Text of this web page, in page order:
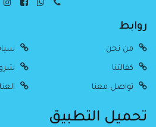
روابط
من نحن
كفالتنا
تواصل معنا
تحميل التطبيق